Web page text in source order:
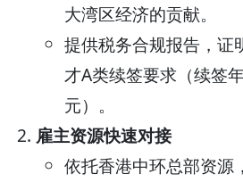
大湾区经济的贡献。
提供税务合规报告，证
才A类续签要求（续签
元）。
雇主资源快速对接
依托香港中环总部资源